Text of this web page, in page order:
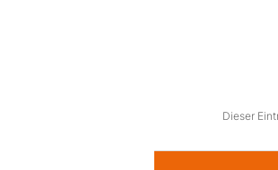
Dieser